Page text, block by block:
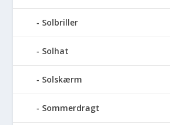
Solbriller
Solhat
Solskærm
Sommerdragt